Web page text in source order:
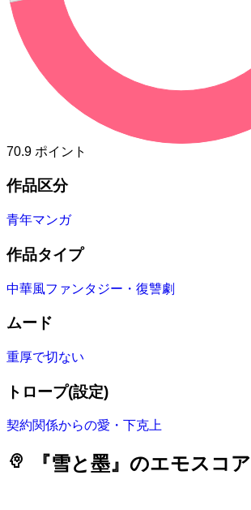
70.9 ポイント
作品区分
青年マンガ
作品タイプ
中華風ファンタジー・復讐劇
ムード
重厚で切ない
トロープ(設定)
契約関係からの愛・下克上
psychology 『雪と墨』のエモスコア